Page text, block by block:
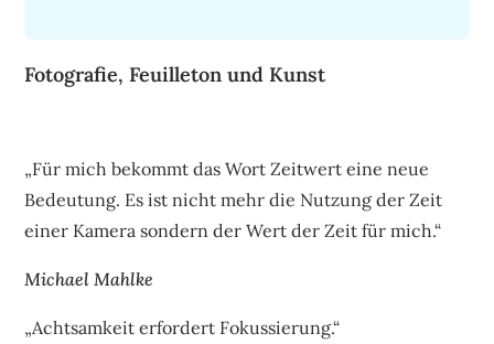
Fotografie, Feuilleton und Kunst
„Für mich bekommt das Wort Zeitwert eine neue
Bedeutung. Es ist nicht mehr die Nutzung der Zeit
einer Kamera sondern der Wert der Zeit für mich.“
Michael Mahlke
„Achtsamkeit erfordert Fokussierung.“